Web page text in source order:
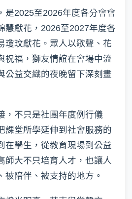
是2025至2026年度各分會會
慧獻花，2026至2027年度各
瓊玟獻花。眾人以歌聲、花
祝福，獅友情誼在會場中流
公益交織的夜晚留下深刻畫
，不只是社團年度例行儀
課堂所學延伸到社會服務的
在學生，從教育現場到公益
師大不只培育人才，也讓人
被陪伴、被支持的地方。